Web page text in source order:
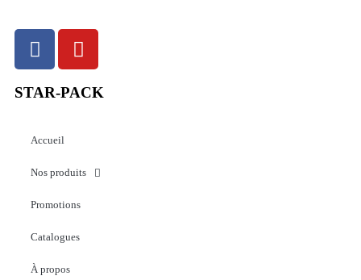
STAR-PACK
Accueil
Nos produits
Promotions
Catalogues
À propos